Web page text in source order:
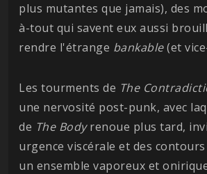
plus mutantes que jamais), des
à-tout qui savent eux aussi
rendre l'étrange bankable(et
Les tourments de The
une nervosité post-punk, avec
de The Bodyrenoue plus tard,
urgence viscérale et des
un ensemble vaporeux et